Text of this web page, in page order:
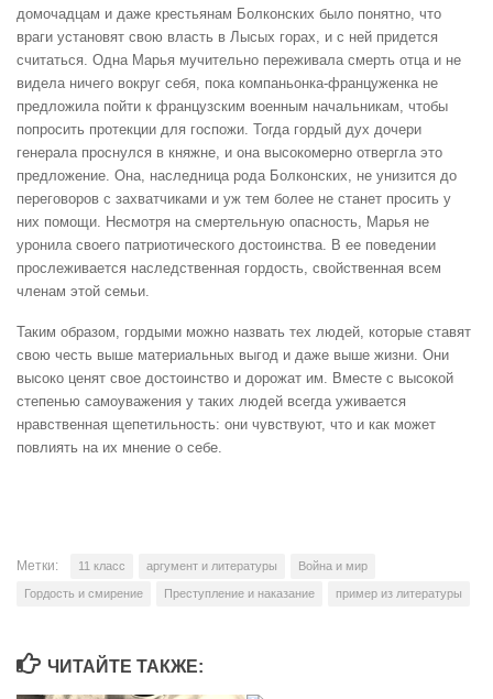
домочадцам и даже крестьянам Болконских было понятно, что
враги установят свою власть в Лысых горах, и с ней придется
считаться. Одна Марья мучительно переживала смерть отца и не
видела ничего вокруг себя, пока компаньонка-француженка не
предложила пойти к французским военным начальникам, чтобы
попросить протекции для госпожи. Тогда гордый дух дочери
генерала проснулся в княжне, и она высокомерно отвергла это
предложение. Она, наследница рода Болконских, не унизится до
переговоров с захватчиками и уж тем более не станет просить у
них помощи. Несмотря на смертельную опасность, Марья не
уронила своего патриотического достоинства. В ее поведении
прослеживается наследственная гордость, свойственная всем
членам этой семьи.
Таким образом, гордыми можно назвать тех людей, которые ставят
свою честь выше материальных выгод и даже выше жизни. Они
высоко ценят свое достоинство и дорожат им. Вместе с высокой
степенью самоуважения у таких людей всегда уживается
нравственная щепетильность: они чувствуют, что и как может
повлиять на их мнение о себе.
Метки: 11 класс аргумент и литературы Война и мир
Гордость и смирение Преступление и наказание пример из литературы
ЧИТАЙТЕ ТАКЖЕ: